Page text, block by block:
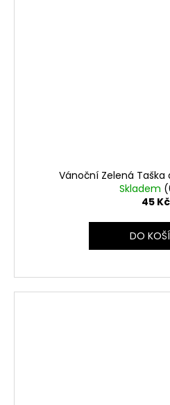
Vánoční Zelená
Skladem
45 Kč
DO